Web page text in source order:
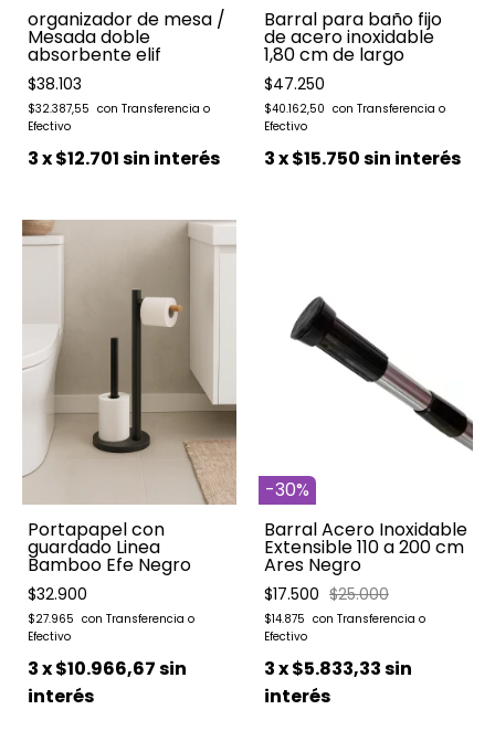
organizador de mesa /
Mesada doble
absorbente elif
$38.103
$32.387,55
3x$12.701sin interés
Barral para baño fijo
de acero inoxidable
1,80 cm de largo
$47.250
$40.162,50
3x$15.750sin interés
Portapapel con
guardado Linea
Bamboo Efe Negro
$32.900
$27.965
3x$10.966,67sin
interés
-30%
Barral Acero Inoxidable
Extensible 110 a 200 cm
Ares Negro
$17.500 $25.000
$14.875
3x$5.833,33sin
interés